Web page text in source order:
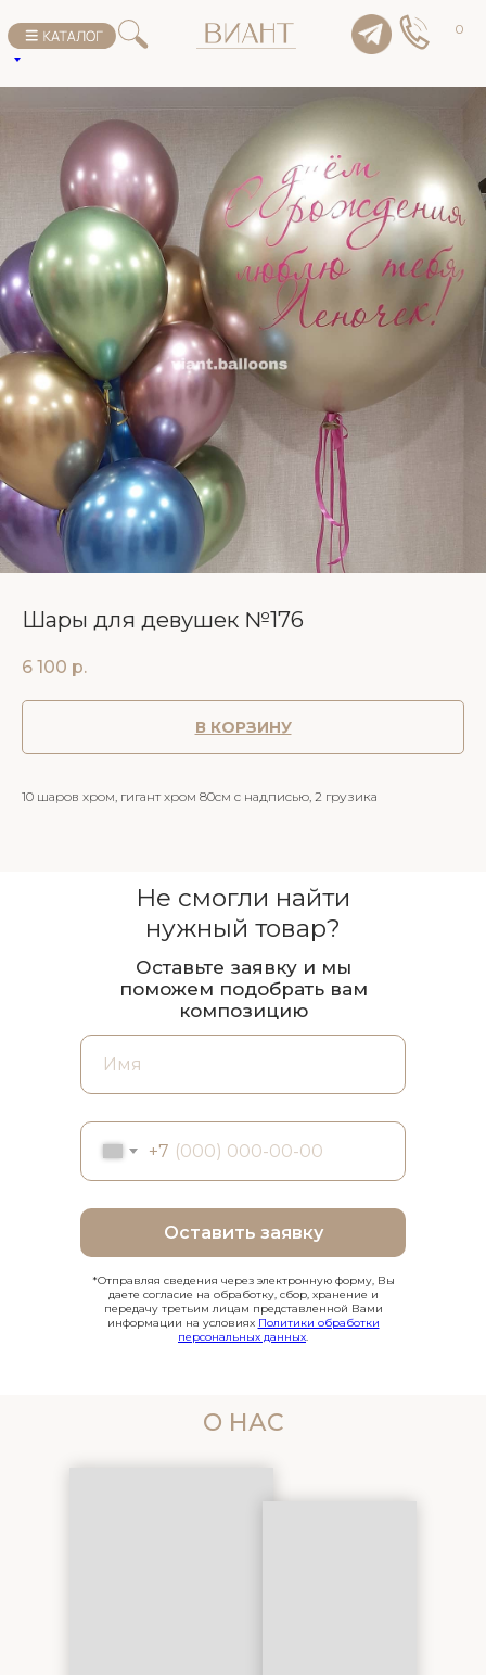
0
Шары для девушек №176
6 100 р.
В КОРЗИНУ
10 шаров хром, гигант хром 80см с надписью, 2 грузика
+7
Оставить заявку
Не смогли найти
нужный товар?
Оставьте заявку и мы
поможем подобрать вам
композицию
*Отправляя сведения через электронную форму, Вы
даете согласие на обработку, сбор, хранение и
передачу третьим лицам представленной Вами
информации на условиях Политики обработки
персональных данных.
О НАС